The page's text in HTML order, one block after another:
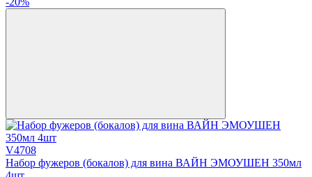
V4708
Набор фужеров (бокалов) для вина ВАЙН ЭМОУШЕН 350мл